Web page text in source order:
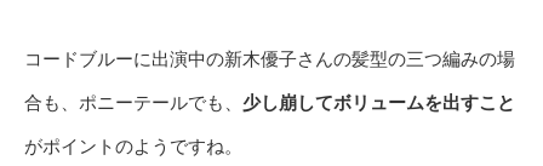
コードブルーに出演中の新木優子さんの髪型の三つ編みの場
合も、ポニーテールでも、 少し崩してボリュームを出すこと
がポイントのようですね。